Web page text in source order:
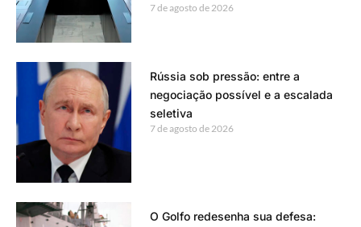
7 de agosto de 2026
Rússia sob pressão: entre a
negociação possível e a escalada
seletiva
7 de agosto de 2026
O Golfo redesenha sua defesa: